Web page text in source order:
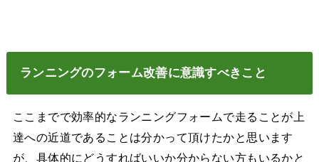
ランニングのフォーム改善に意識すべきこと
ここまでで効率的なランニングフォームで走ることが上
達への近道であることは分かって頂けたかと思います
が、具体的にどうすればいいか分からない方もいるかと